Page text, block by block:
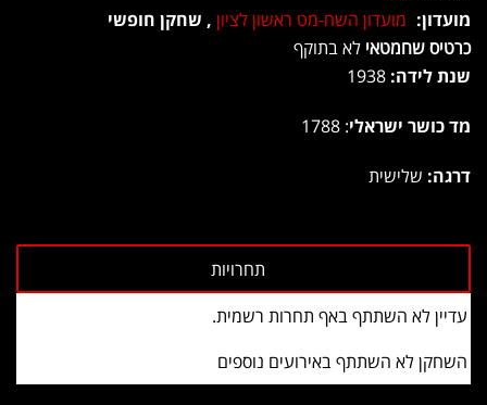
מועדון: מועדון השח-מט ראשון לציון , שחקן חופשי
כרטיס שחמטאי לא בתוקף
שנת לידה:
מד כושר ישראלי: 1788
דרגה: שלישית
עדיין לא השתתף באף תחרות רשמית.
השחקן לא השתתף באירועים נוספים